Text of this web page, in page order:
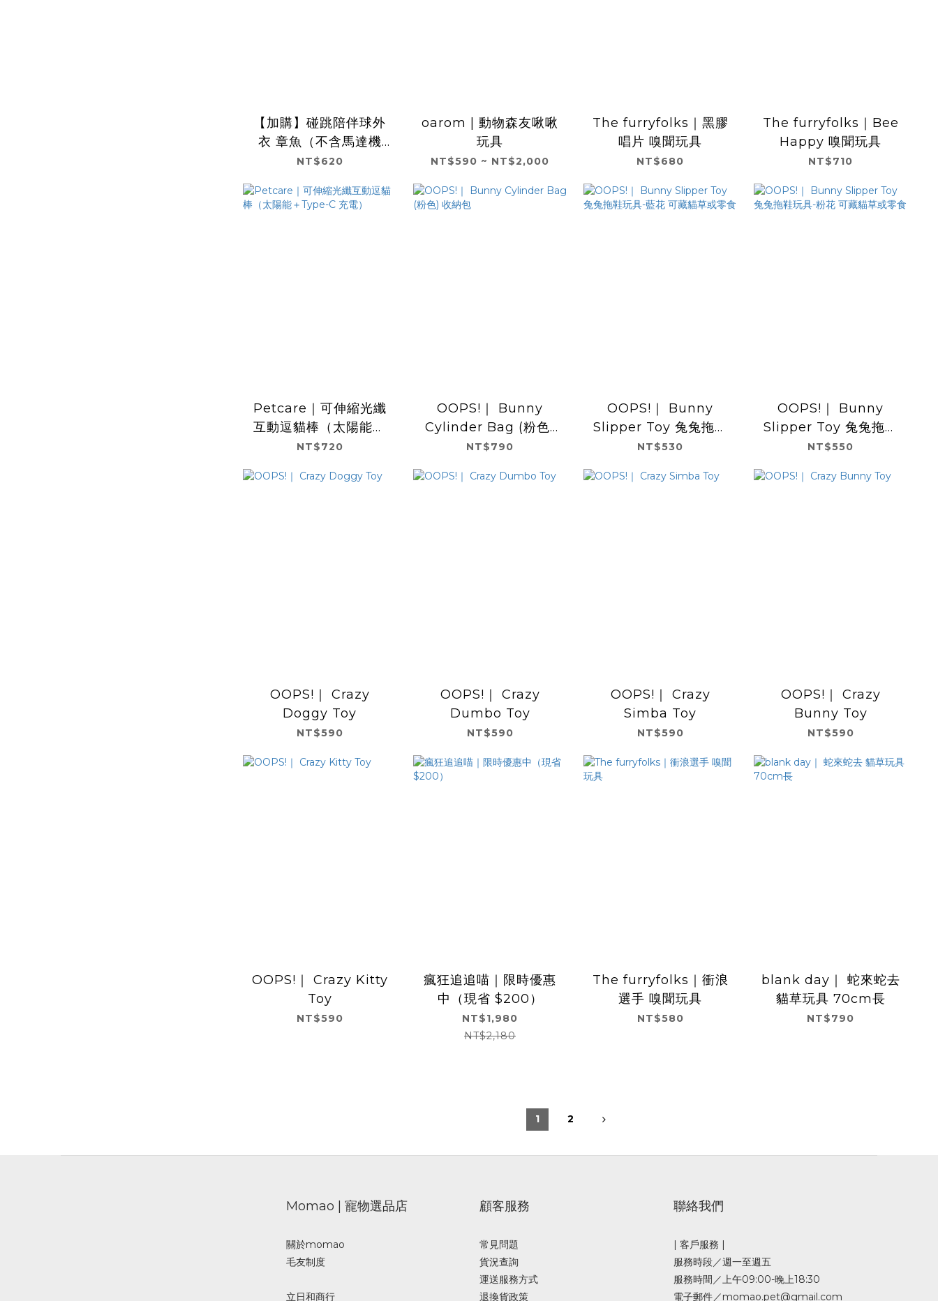
【加購】碰跳陪伴球外
衣 章魚（不含馬達機
身）
NT$620
oarom | 動物森友啾啾
玩具
NT$590 ~ NT$2,000
The furryfolks｜黑膠
唱片 嗅聞玩具
NT$680
The furryfolks｜Bee
Happy 嗅聞玩具
NT$710
Petcare｜可伸縮光纖
互動逗貓棒（太陽能＋
Type-C 充電）
NT$720
OOPS!｜ Bunny
Cylinder Bag (粉色)
收納包
NT$790
OOPS!｜ Bunny
Slipper Toy 兔兔拖鞋
玩具-藍花 可藏貓草或零
NT$530
OOPS!｜ Bunny
Slipper Toy 兔兔拖鞋
玩具-粉花 可藏貓草或零
NT$550
OOPS!｜ Crazy
Doggy Toy
NT$590
OOPS!｜ Crazy
Dumbo Toy
NT$590
OOPS!｜ Crazy
Simba Toy
NT$590
OOPS!｜ Crazy
Bunny Toy
NT$590
OOPS!｜ Crazy Kitty
Toy
NT$590
瘋狂追追喵｜限時優惠
中（現省 $200）
NT$1,980
NT$2,180
The furryfolks｜衝浪
選手 嗅聞玩具
NT$580
blank day｜ 蛇來蛇去
貓草玩具 70cm長
NT$790
1 2
Momao | 寵物選品店
關於momao
毛友制度
立日和商行
顧客服務
常見問題
貨況查詢
運送服務方式
退換貨政策
聯絡我們
| 客戶服務 |
服務時段／週一至週五
服務時間／上午09:00-晚上18:30
電子郵件／momao.pet@gmail.com